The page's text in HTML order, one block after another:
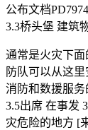
公布文档
3.3桥头堡 建筑
通常是火灾下
防队可以从这
消防和数援服
3.5出席 在事发
灾危险的地方 [